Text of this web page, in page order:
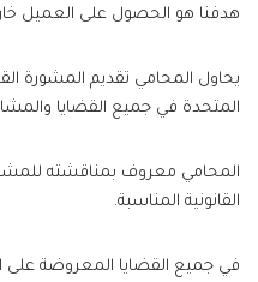
هدفنا هو الحصول على العميل
يحاول المحامي تقديم المشورة
المتحدة في جميع القضايا
المحامي معروف بمناقشته
القانونية المناسبة.
في جميع القضايا المعروضة على